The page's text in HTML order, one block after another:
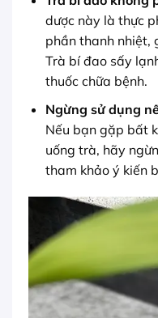
dược này là thực
phần thanh nhiệt,
Trà bí đao sấy
thuốc chữa bệnh.
Ngừng sử dụng
Nếu bạn gặp bất
uống trà, hãy
tham khảo ý kiến